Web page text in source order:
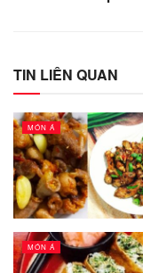
TIN LIÊN QUAN
MÓN Á
MÓN Á